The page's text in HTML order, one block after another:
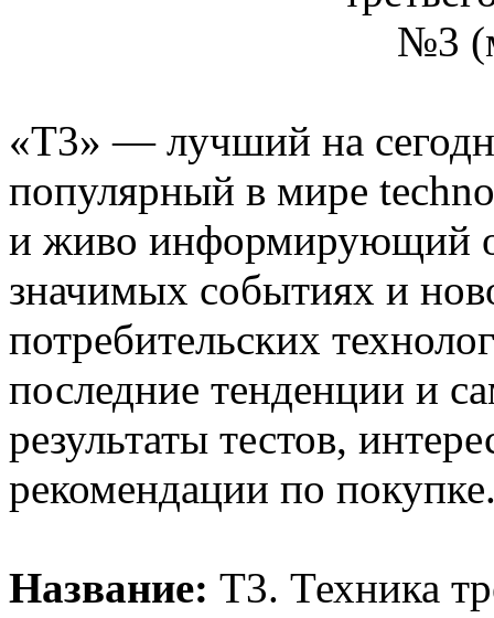
«Т3» — лучший на
популярный в мире
и живо информирующий
значимых событиях и
потребительских
последние тенденции и
результаты тестов,
рекомендации по
Название: Т3. Техника